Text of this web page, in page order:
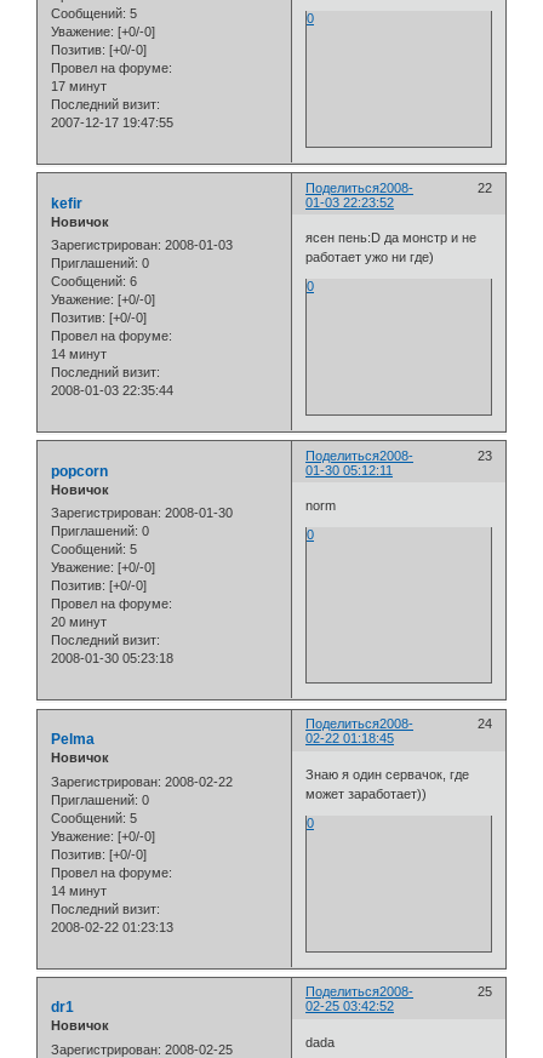
Сообщений: 5
Уважение: [+0/-0]
Позитив: [+0/-0]
Провел на форуме:
17 минут
Последний визит:
2007-12-17 19:47:55
0
Поделиться 22
2008-
01-03 22:23:52
kefir
Новичок
Зарегистрирован: 2008-01-03
Приглашений: 0
Сообщений: 6
Уважение: [+0/-0]
Позитив: [+0/-0]
Провел на форуме:
14 минут
Последний визит:
2008-01-03 22:35:44
ясен пень:D да монстр и не
работает ужо ни где)
0
Поделиться 23
2008-
01-30 05:12:11
popcorn
Новичок
Зарегистрирован: 2008-01-30
Приглашений: 0
Сообщений: 5
Уважение: [+0/-0]
Позитив: [+0/-0]
Провел на форуме:
20 минут
Последний визит:
2008-01-30 05:23:18
norm
0
Поделиться 24
2008-
02-22 01:18:45
Pelma
Новичок
Зарегистрирован: 2008-02-22
Приглашений: 0
Сообщений: 5
Уважение: [+0/-0]
Позитив: [+0/-0]
Провел на форуме:
14 минут
Последний визит:
2008-02-22 01:23:13
Знаю я один сервачок, где
может заработает))
0
Поделиться 25
2008-
02-25 03:42:52
dr1
Новичок
Зарегистрирован: 2008-02-25
dada